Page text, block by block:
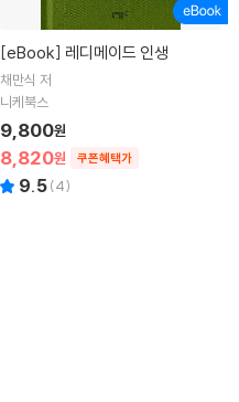
[eBook] 레디메이드 인생
채만식 저
니케북스
8,820원 쿠폰혜택가
9,800원
9.5(4)